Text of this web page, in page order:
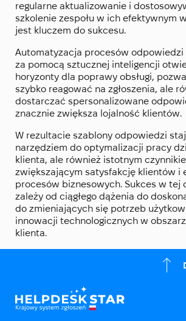
regularne aktualizowanie i
szkolenie zespołu w ich efektywnym
jest kluczem do sukcesu.
Automatyzacja procesów odpowiedzi
za pomocą sztucznej inteligencji
horyzonty dla poprawy obsługi,
szybko reagować na zgłoszenia, ale
dostarczać spersonalizowane
znacznie zwiększa lojalność klientów.
W rezultacie szablony odpowiedzi
narzędziem do optymalizacji pracy
klienta, ale również istotnym
zwiększającym satysfakcję klientów i
procesów biznesowych. Sukces w tej
zależy od ciągłego dążenia do
do zmieniających się potrzeb
innowacji technologicznych w
klienta.